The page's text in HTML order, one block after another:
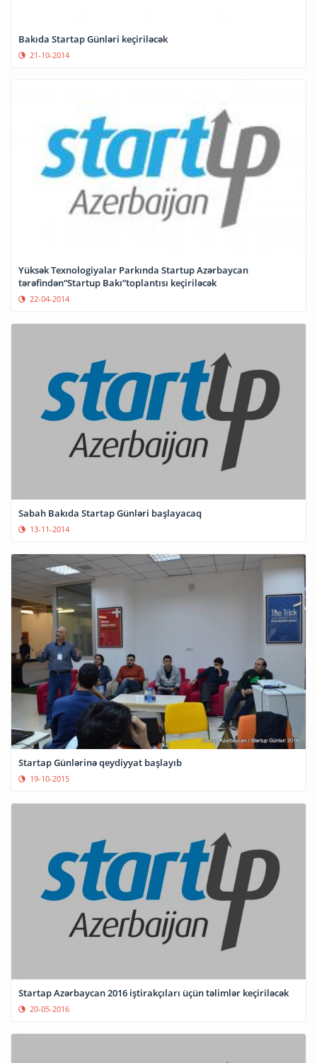
Bakıda Startap Günləri keçiriləcək
21-10-2014
Yüksək Texnologiyalar Parkında Startup Azərbaycan
tərəfindən“Startup Bakı”toplantısı keçiriləcək
22-04-2014
Sabah Bakıda Startap Günləri başlayacaq
13-11-2014
Startap Günlərinə qeydiyyat başlayıb
19-10-2015
Startap Azərbaycan 2016 iştirakçıları üçün təlimlər keçiriləcək
20-05-2016